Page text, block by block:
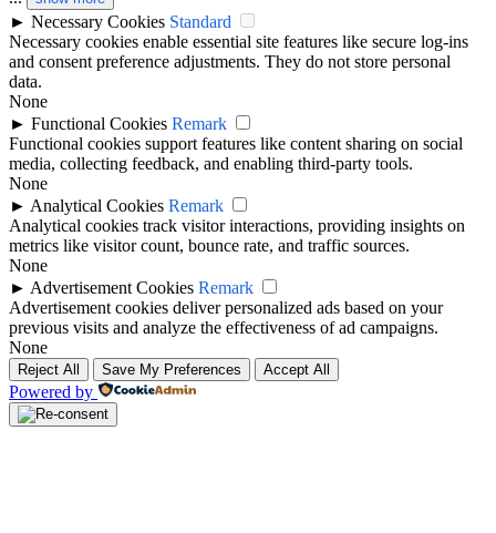
► Necessary Cookies Standard
Necessary cookies enable essential site features like secure log-ins
and consent preference adjustments. They do not store personal
data.
None
► Functional Cookies Remark
Functional cookies support features like content sharing on social
media, collecting feedback, and enabling third-party tools.
None
► Analytical Cookies Remark
Analytical cookies track visitor interactions, providing insights on
metrics like visitor count, bounce rate, and traffic sources.
None
► Advertisement Cookies Remark
Advertisement cookies deliver personalized ads based on your
previous visits and analyze the effectiveness of ad campaigns.
None
Reject All Save My Preferences Accept All
Powered by